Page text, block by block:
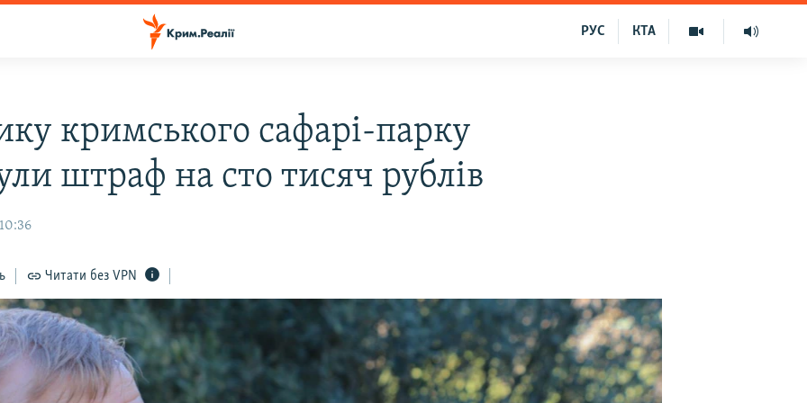
КТА
РУС
кримського сафарі-парку
штраф на сто тисяч рублів
Читати без VPN